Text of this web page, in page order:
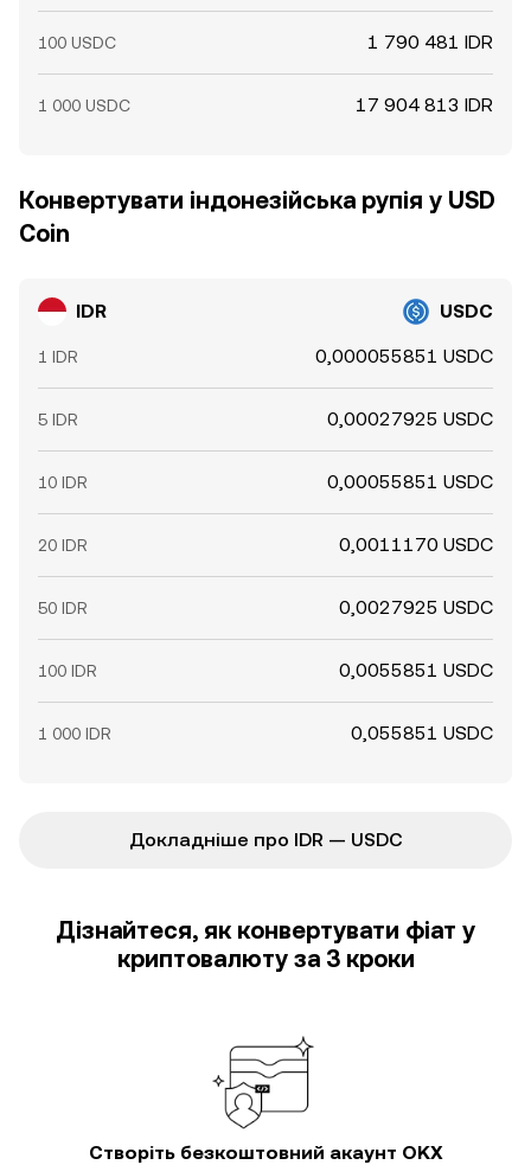
100 USDC 1 790 481 IDR
1 000 USDC 17 904 813 IDR
Конвертувати індонезійська рупія у USD
Coin
IDR USDC
1 IDR 0,000055851 USDC
5 IDR 0,00027925 USDC
10 IDR 0,00055851 USDC
20 IDR 0,0011170 USDC
50 IDR 0,0027925 USDC
100 IDR 0,0055851 USDC
1 000 IDR 0,055851 USDC
Докладніше про IDR — USDC
Дізнайтеся, як конвертувати фіат у
криптовалюту за 3 кроки
Створіть безкоштовний акаунт OKX